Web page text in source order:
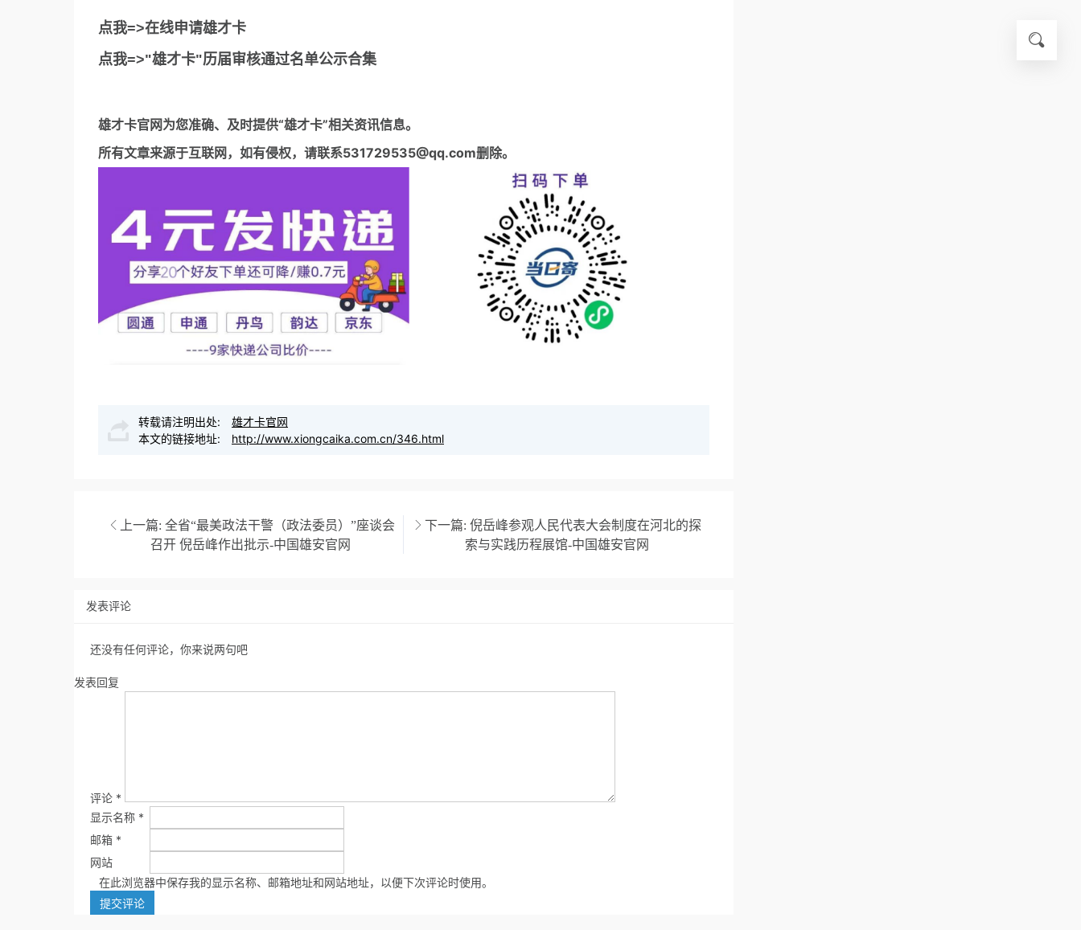
点我=>在线申请雄才卡
点我=>"雄才卡"历届审核通过名单公示合集
雄才卡官网为您准确、及时提供“雄才卡”相关资讯信息。
所有文章来源于互联网，如有侵权，请联系531729535@qq.com删除。
转载请注明出处:
雄才卡官网
本文的链接地址:
http://www.xiongcaika.com.cn/346.html
上一篇: 全省“最美政法干警（政法委员）”座谈会
召开 倪岳峰作出批示-中国雄安官网
下一篇: 倪岳峰参观人民代表大会制度在河北的探
索与实践历程展馆-中国雄安官网
发表评论
还没有任何评论，你来说两句吧
发表回复
评论 *
显示名称 *
邮箱 *
网站
在此浏览器中保存我的显示名称、邮箱地址和网站地址，以便下次评论时使用。